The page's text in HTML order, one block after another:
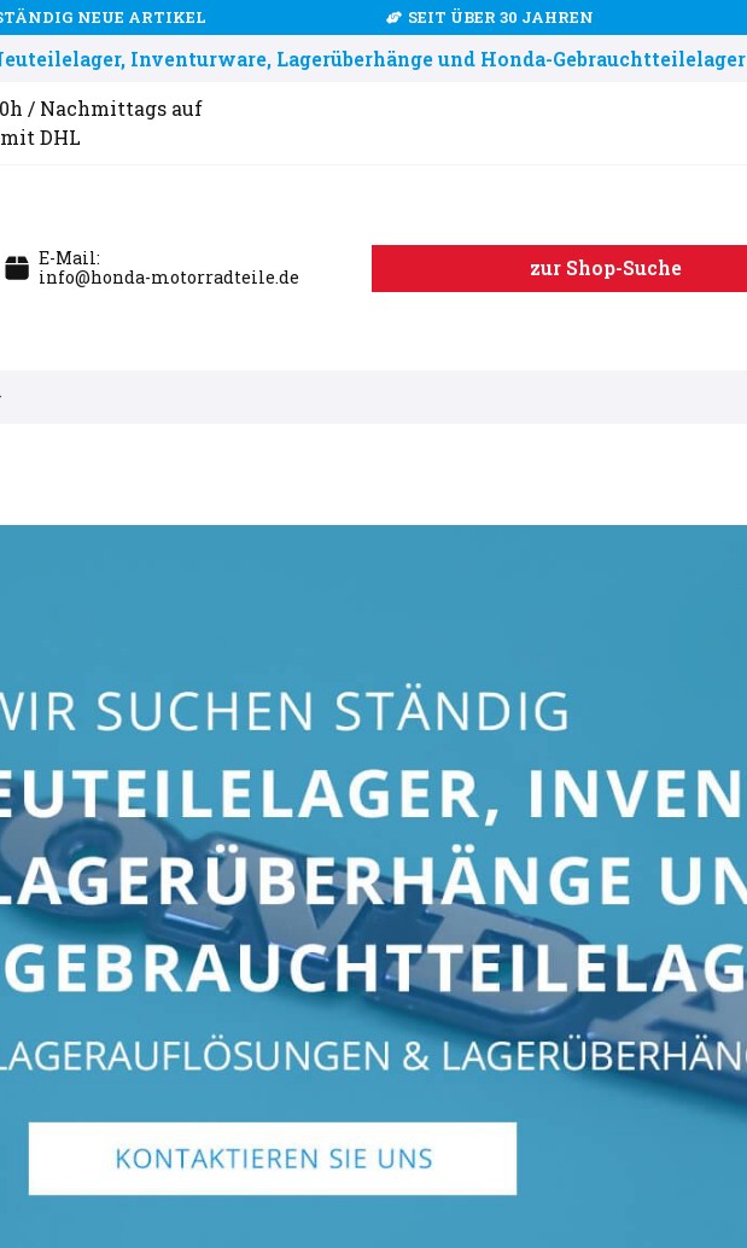
NEUE ARTIKEL SEIT ÜBER 30 JAHREN
Inventurware, Lagerüberhänge und Honda-Gebrauchtteilelager
/ Nachmittags auf
DHL
E-Mail:
info@honda-motorradteile.de
zur Shop-Suche